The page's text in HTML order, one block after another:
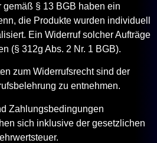
gemäß § 13 BGB haben ein
die Produkte wurden individuell
Ein Widerruf solcher Aufträge
(§ 312g Abs. 2 Nr. 1 BGB).
zum Widerrufsrecht sind der
zu entnehmen.
Zahlungsbedingungen
sich inklusive der gesetzlichen